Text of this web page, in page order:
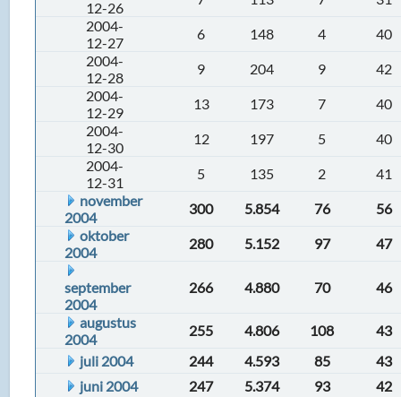
12-26
2004-
12-27
6 148 4
40
2004-
12-28
9 204 9
42
2004-
12-29
13 173 7
40
2004-
12-30
12 197 5
40
2004-
12-31
5 135 2
41
november
2004
300 5.854 76
56
oktober
2004
280 5.152 97 47
september
2004
266 4.880 70 46
augustus
2004
255 4.806 108
43
juli 2004
244 4.593 85
43
juni 2004
247 5.374 93
42